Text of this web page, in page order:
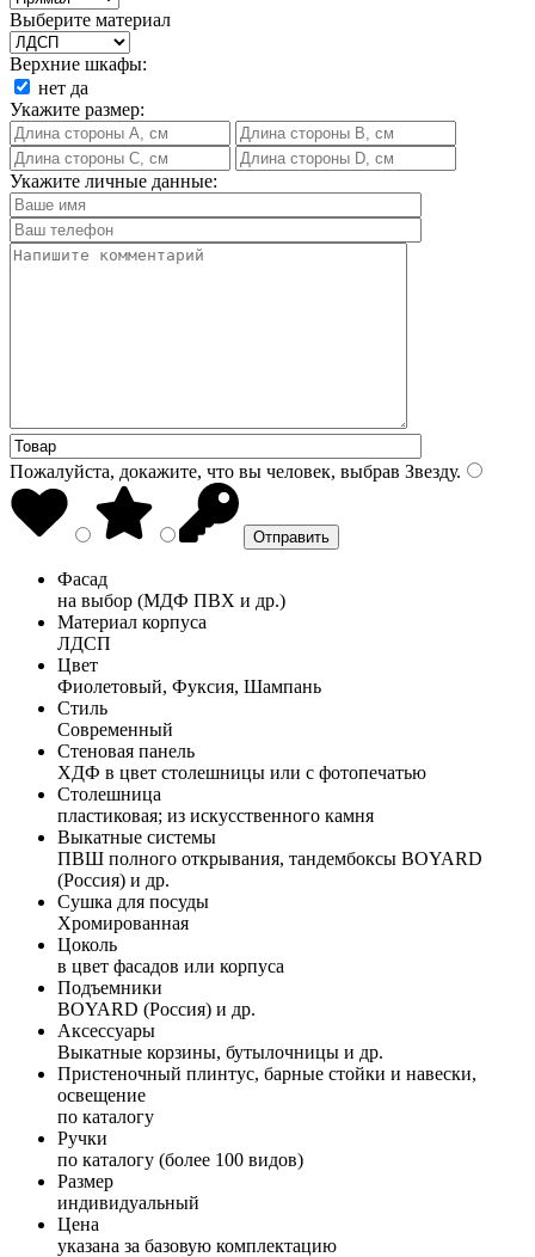
Выберите материал
Верхние шкафы:
нет да
Укажите размер:
Укажите личные данные:
Пожалуйста, докажите, что вы человек, выбрав Звезду.
Фасад
на выбор (МДФ ПВХ и др.)
Материал корпуса
ЛДСП
Цвет
Фиолетовый, Фуксия, Шампань
Стиль
Современный
Стеновая панель
ХДФ в цвет столешницы или с фотопечатью
Столешница
пластиковая; из искусственного камня
Выкатные системы
ПВШ полного открывания, тандембоксы BOYARD
(Россия) и др.
Сушка для посуды
Хромированная
Цоколь
в цвет фасадов или корпуса
Подъемники
BOYARD (Россия) и др.
Аксессуары
Выкатные корзины, бутылочницы и др.
Пристеночный плинтус, барные стойки и навески,
освещение
по каталогу
Ручки
по каталогу (более 100 видов)
Размер
индивидуальный
Цена
указана за базовую комплектацию